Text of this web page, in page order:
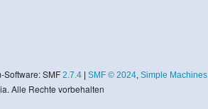
Software: SMF 2.7.4| SMF © 2024, Simple Machines
Alle Rechte vorbehalten